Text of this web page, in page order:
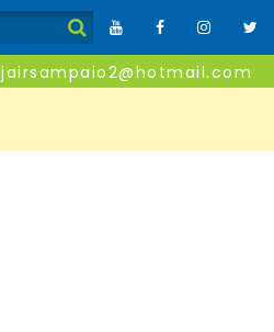
jairsampaio2@hotmail.com